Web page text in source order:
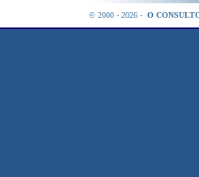
© 2000 - 2026 - O